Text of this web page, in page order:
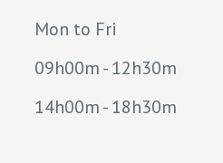
Mon to Fri
09h00m - 12h30m
14h00m - 18h30m